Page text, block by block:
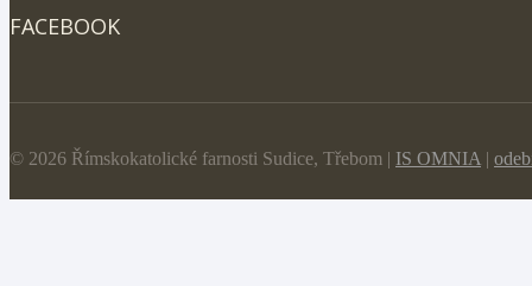
FACEBOOK
© 2026 Římskokatolické farnosti Sudice, Třebom | IS OMNIA |